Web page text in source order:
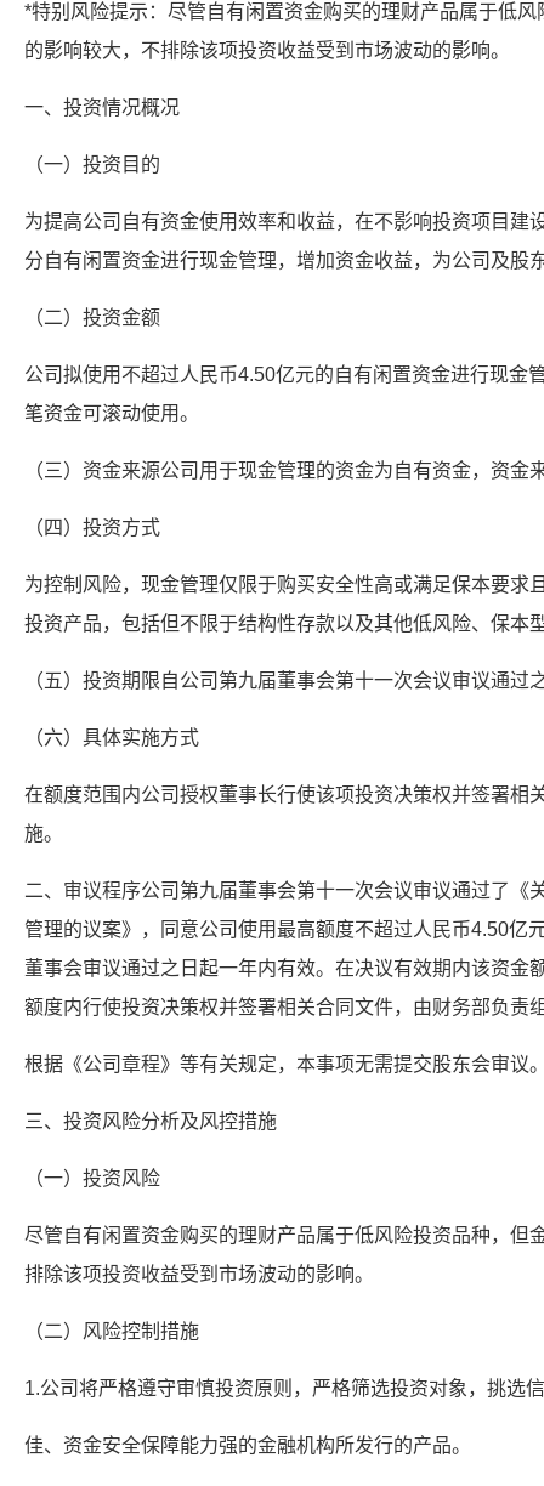
*特别风险提示：尽管自有闲置资金购买的理财产品属于低
的影响较大，不排除该项投资收益受到市场波动的影响。
一、投资情况概况
（一）投资目的
为提高公司自有资金使用效率和收益，在不影响投资项目建
分自有闲置资金进行现金管理，增加资金收益，为公司及股
（二）投资金额
公司拟使用不超过人民币4.50亿元的自有闲置资金进行现金
笔资金可滚动使用。
（三）资金来源公司用于现金管理的资金为自有资金，资金
（四）投资方式
为控制风险，现金管理仅限于购买安全性高或满足保本要求
投资产品，包括但不限于结构性存款以及其他低风险、保本
（五）投资期限自公司第九届董事会第十一次会议审议通过
（六）具体实施方式
在额度范围内公司授权董事长行使该项投资决策权并签署相
施。
二、审议程序公司第九届董事会第十一次会议审议通过了《
管理的议案》，同意公司使用最高额度不超过人民币4.50亿
董事会审议通过之日起一年内有效。在决议有效期内该资金
额度内行使投资决策权并签署相关合同文件，由财务部负责
根据《公司章程》等有关规定，本事项无需提交股东会审议
三、投资风险分析及风控措施
（一）投资风险
尽管自有闲置资金购买的理财产品属于低风险投资品种，但
排除该项投资收益受到市场波动的影响。
（二）风险控制措施
1.公司将严格遵守审慎投资原则，严格筛选投资对象，挑选
佳、资金安全保障能力强的金融机构所发行的产品。